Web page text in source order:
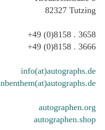
82327 Tutzing
+49 (0)8158 . 3658
+49 (0)8158 . 3666
info(at)autographs.de
autographen.org
autographen.shop